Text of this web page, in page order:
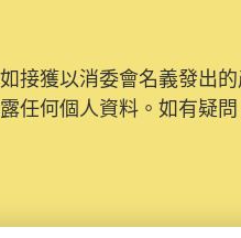
接獲以消委會名義發出
任何個人資料。如有疑